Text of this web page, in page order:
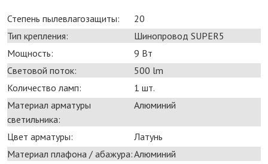
Степень пылевлагозащиты:
20
Тип крепления:
Шинопровод SUPER5
Мощность:
9 Bт
Световой поток:
500 lm
Количество ламп:
1 шт.
Материал арматуры
светильника:
Алюминий
Цвет арматуры:
Латунь
Материал плафона / абажура:Алюминий